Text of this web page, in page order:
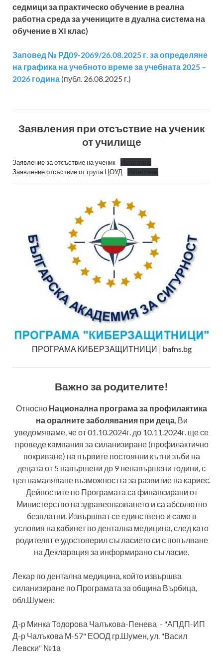
седмици за практическо обучение в реална
работна среда за учениците в дуална система на
обучение в XI клас)
Заповед № РД09-2069/26.08.2025 г. за определяне
на графика на учебното време за учебната 2025 –
2026 година (публ. 26.08.2025 г.)
Заявления при отсъствие на ученик
от училище
Заявление за отсъствие на ученик
Изтегляне
Заявление отсъствие от група ЦОУД
Изтегляне
ПРОГРАМА КИБЕРЗАЩИТНИЦИ | bafns.bg
Важно за родителите!
Относно Национална програма за профилактика
на оралните заболявания при деца , Ви
уведомяваме, че от 01.10.2024г. до 10.11.2024г. ще се
проведе кампания за силанизиране (профилактично
покриване) на първите постоянни кътни зъби на
децата от 5 навършени до 9 ненавършени години, с
цел намаляване възможността за развитие на кариес.
Дейностите по Програмата са финансирани от
Министерство на здравеопазването и са абсолютно
безплатни. Извършват се единствено и само в
условия на кабинет по дентална медицина, след като
родителят е удостоверил съгласието си с попълване
на Декларация за информирано съгласие.
Лекар по дентална медицина, който извършва
силанизиране по Програмата за община Върбица,
обл.Шумен:
Д-р Минка Тодорова Чалъкова-Пенева - "АПДП-ИП
Д-р Чалъкова М-57" ЕООД гр.Шумен, ул. "Васил
Левски" №1а